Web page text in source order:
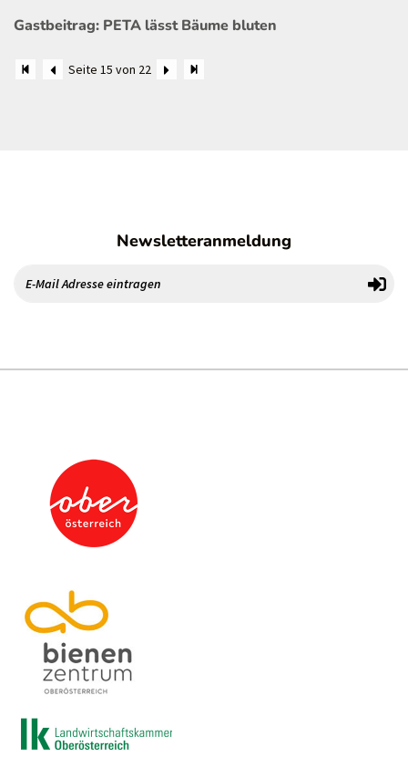
Gastbeitrag: PETA lässt Bäume bluten
Seite 15 von 22
Newsletteranmeldung